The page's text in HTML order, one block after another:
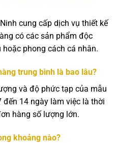
cung cấp dịch vụ thiết kế
có các sản phẩm độc
phong cách cá nhân.
trung bình là bao lâu?
và độ phức tạp của mẫu
14 ngày làm việc là thời
hàng số lượng lớn.
khoảng nào?